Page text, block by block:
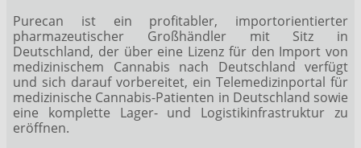
Purecan ist ein profitabler, importorientierter
pharmazeutischer Großhändler mit Sitz in
Deutschland, der über eine Lizenz für den Import von
medizinischem Cannabis nach Deutschland verfügt
und sich darauf vorbereitet, ein Telemedizinportal für
medizinische Cannabis-Patienten in Deutschland sowie
eine komplette Lager- und Logistikinfrastruktur zu
eröffnen.